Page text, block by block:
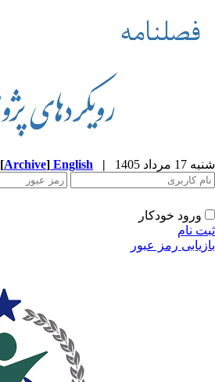
شنبه 17 مرداد 1405 |
English
[Archive]
ورود خودکار
ثبت نام
بازیابی رمز عبور